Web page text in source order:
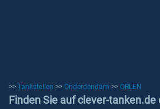
>> Tankstellen >> Onderdendam >> ORLEN
Finden Sie auf clever-